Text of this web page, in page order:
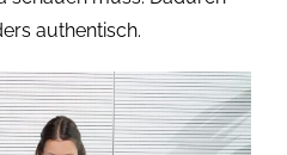
authentisch.